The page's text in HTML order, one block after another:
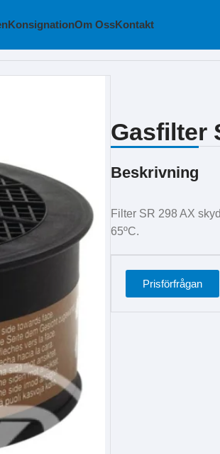
KonsignationOm OssKontakt
Gasfilter
Beskrivning
Filter SR 298 AX
65ºC.
Prisförfrågan